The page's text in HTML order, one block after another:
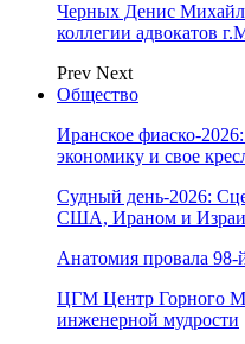
Черных Денис
коллегии адвокатов
Prev Next
Общество
Иранское фиаско-
экономику и свое
Судный день-2026:
США, Ираном и
Анатомия провала
ЦГМ Центр Горного
инженерной мудрости